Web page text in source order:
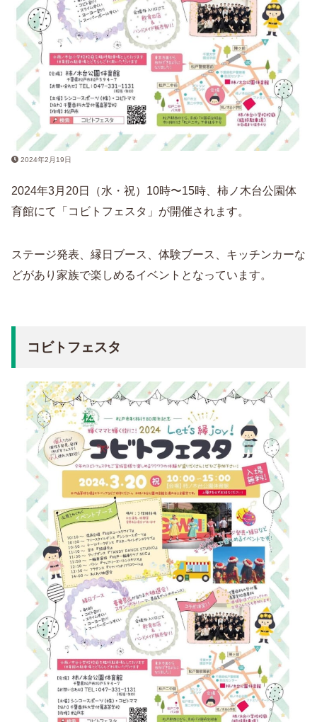
2024年2月19日
2024年3月20日（水・祝）10時〜15時、柿ノ木台公園体
育館にて「コビトフェスタ」が開催されます。
ステージ発表、縁日ブース、体験ブース、キッチンカーな
どがあり家族で楽しめるイベントとなっています。
コビトフェスタ